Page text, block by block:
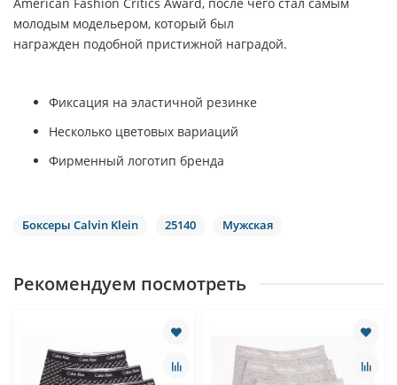
молодым модельером, который был
награжден подобной пристижной наградой.
Фиксация на эластичной резинке
Несколько цветовых вариаций
Фирменный логотип бренда
Боксеры Calvin Klein 25140 Мужская
Рекомендуем посмотреть